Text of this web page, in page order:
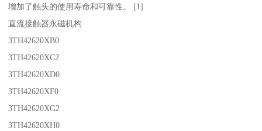
增加了触头的使用寿命和可靠性。 [1]
直流接触器永磁机构
3TH42620XB0
3TH42620XC2
3TH42620XD0
3TH42620XF0
3TH42620XG2
3TH42620XH0